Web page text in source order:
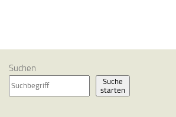
Suchen
Suche
starten